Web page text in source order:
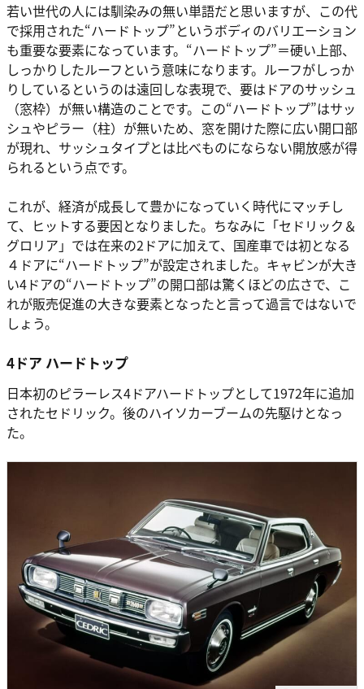
若い世代の人には馴染みの無い単語だと思いますが、この代
で採用された“ハードトップ”というボディのバリエーション
も重要な要素になっています。“ハードトップ”＝硬い上部、
しっかりしたルーフという意味になります。ルーフがしっか
りしているというのは遠回しな表現で、要はドアのサッシュ
（窓枠）が無い構造のことです。この“ハードトップ”はサッ
シュやピラー（柱）が無いため、窓を開けた際に広い開口部
が現れ、サッシュタイプとは比べものにならない開放感が得
られるという点です。
これが、経済が成長して豊かになっていく時代にマッチし
て、ヒットする要因となりました。ちなみに「セドリック＆
グロリア」では在来の2ドアに加えて、国産車では初となる
４ドアに“ハードトップ”が設定されました。キャビンが大き
い4ドアの“ハードトップ”の開口部は驚くほどの広さで、こ
れが販売促進の大きな要素となったと言って過言ではないで
しょう。
4ドア ハードトップ
日本初のピラーレス4ドアハードトップとして1972年に追加
されたセドリック。後のハイソカーブームの先駆けとなっ
た。